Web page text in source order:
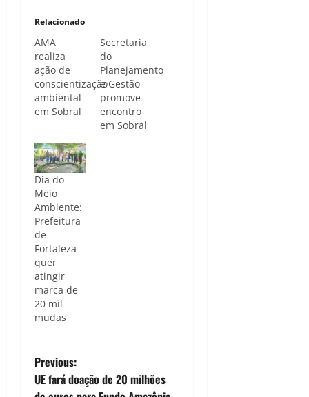
Relacionado
AMA
realiza
ação de
conscientização
ambiental
em Sobral
Secretaria
do
Planejamento
e Gestão
promove
encontro
em Sobral
Dia do
Meio
Ambiente:
Prefeitura
de
Fortaleza
quer
atingir
marca de
20 mil
mudas
P
Previous:
UE fará doação de 20 milhões